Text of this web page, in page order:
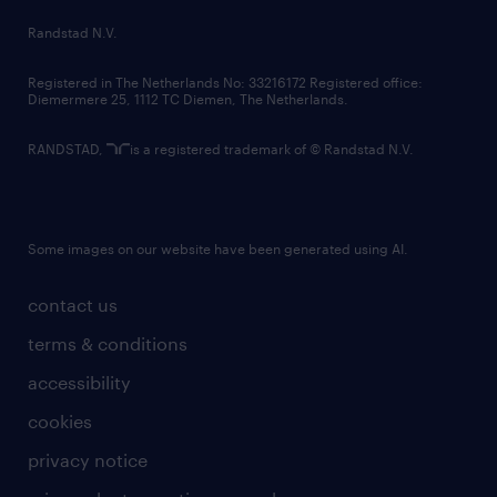
country websites
contact us
terms & conditions
accessibility
cookies
privacy notice
Randstad N.V.
Registered in The Netherlands No: 33216172 Registered office:
Diemermere 25, 1112 TC Diemen, The Netherlands.
RANDSTAD, is a registered trademark of © Randstad N.V.
Some images on our website have been generated using AI.